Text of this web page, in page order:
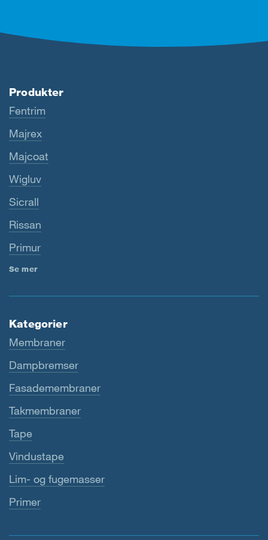
Produkter
Fentrim
Majrex
Majcoat
Wigluv
Sicrall
Rissan
Primur
Se mer
Kategorier
Membraner
Dampbremser
Fasademembraner
Takmembraner
Tape
Vindustape
Lim- og fugemasser
Primer